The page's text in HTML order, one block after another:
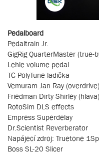
Pedalboard
Pedaltrain Jr.
GigRig QuarterMaster (true-
Lehle volume pedal
TC PolyTune ladička
Vemuram Jan Ray (overdrive)
Friedman Dirty Shirley (hlava)
RotoSim DLS effects
Empress Superdelay
Dr.Scientist Reverberator
Napájecí zdroj: Truetone
Boss SL-20 Slicer